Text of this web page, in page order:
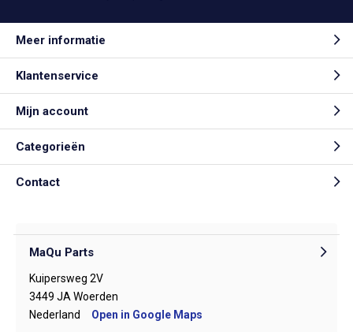
Meer informatie
Klantenservice
Mijn account
Categorieën
Contact
MaQu Parts
Kuipersweg 2V
3449 JA Woerden
Nederland
Open in Google Maps